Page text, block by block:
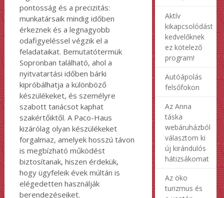
pontosság és a precizitás:
munkatársaik mindig időben
érkeznek és a legnagyobb
odafigyeléssel végzik el a
feladataikat. Bemutatótermük
Sopronban található, ahol a
nyitvatartási időben bárki
kipróbálhatja a különböző
készülékeket, és személyre
szabott tanácsot kaphat
szakértőiktől. A Paco-Haus
kizárólag olyan készülékeket
forgalmaz, amelyek hosszú távon
is megbízható működést
biztosítanak, hiszen érdekük,
hogy ügyfeleik évek múltán is
elégedetten használják
berendezéseiket.
Aktív
kikapcsolódást
kedvelőknek
ez kötelező
program!
Autóápolás
felsőfokon
Az Anna
táska
webáruházból
választom ki
új kirándulós
hátizsákomat
Az öko
turizmus és